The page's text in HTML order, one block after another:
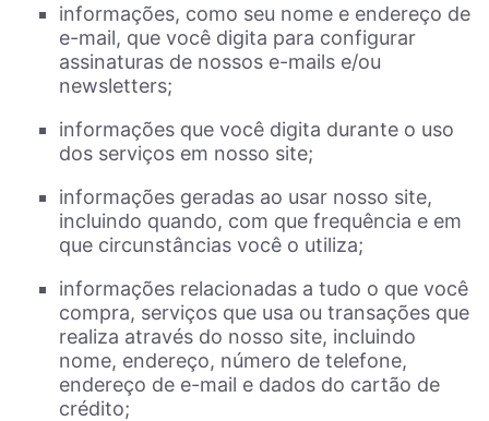
informações, como seu nome e endereço de
e-mail, que você digita para configurar
assinaturas de nossos e-mails e/ou
newsletters;
informações que você digita durante o uso
dos serviços em nosso site;
informações geradas ao usar nosso site,
incluindo quando, com que frequência e em
que circunstâncias você o utiliza;
informações relacionadas a tudo o que você
compra, serviços que usa ou transações que
realiza através do nosso site, incluindo
nome, endereço, número de telefone,
endereço de e-mail e dados do cartão de
crédito;